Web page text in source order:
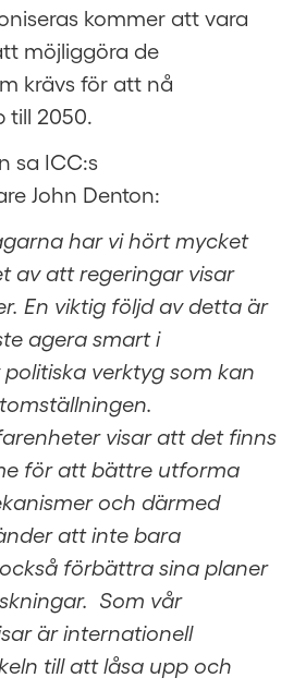
kommer att vara
möjliggöra de
krävs för att nå
till 2050.
sa ICC:s
John Denton:
har vi hört mycket
av att regeringar visar
En viktig följd av detta är
agera smart i
verktyg som kan
visar att det finns
för att bättre utforma
och därmed
att inte bara
förbättra sina planer
Som vår
är internationell
till att låsa upp och